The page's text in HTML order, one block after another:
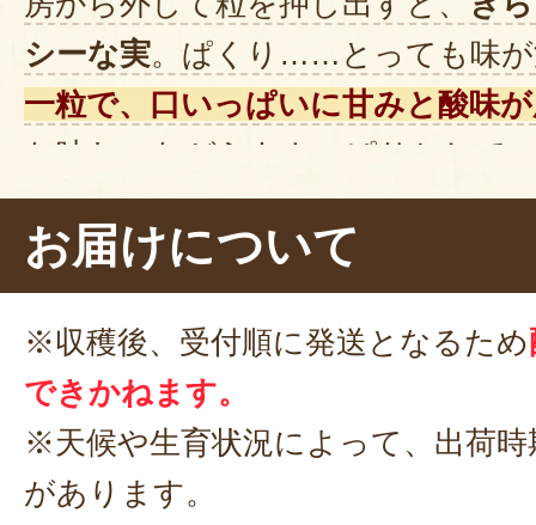
シーな実。ぱくり……とっても味が
一粒で、口いっぱいに甘みと酸味
な味わいながらもさっぱりとして
いくらでも食べられちゃいます。
種なし で手軽に食べられるデラウ
おやつにもぴったりです！
お届けについて
※収穫後、受付順に発送となるため
できかねます。
※天候や生育状況によって、出荷
があります。